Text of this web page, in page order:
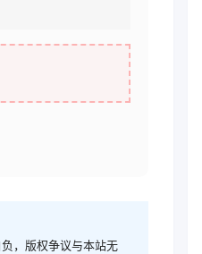
，版权争议与本站无